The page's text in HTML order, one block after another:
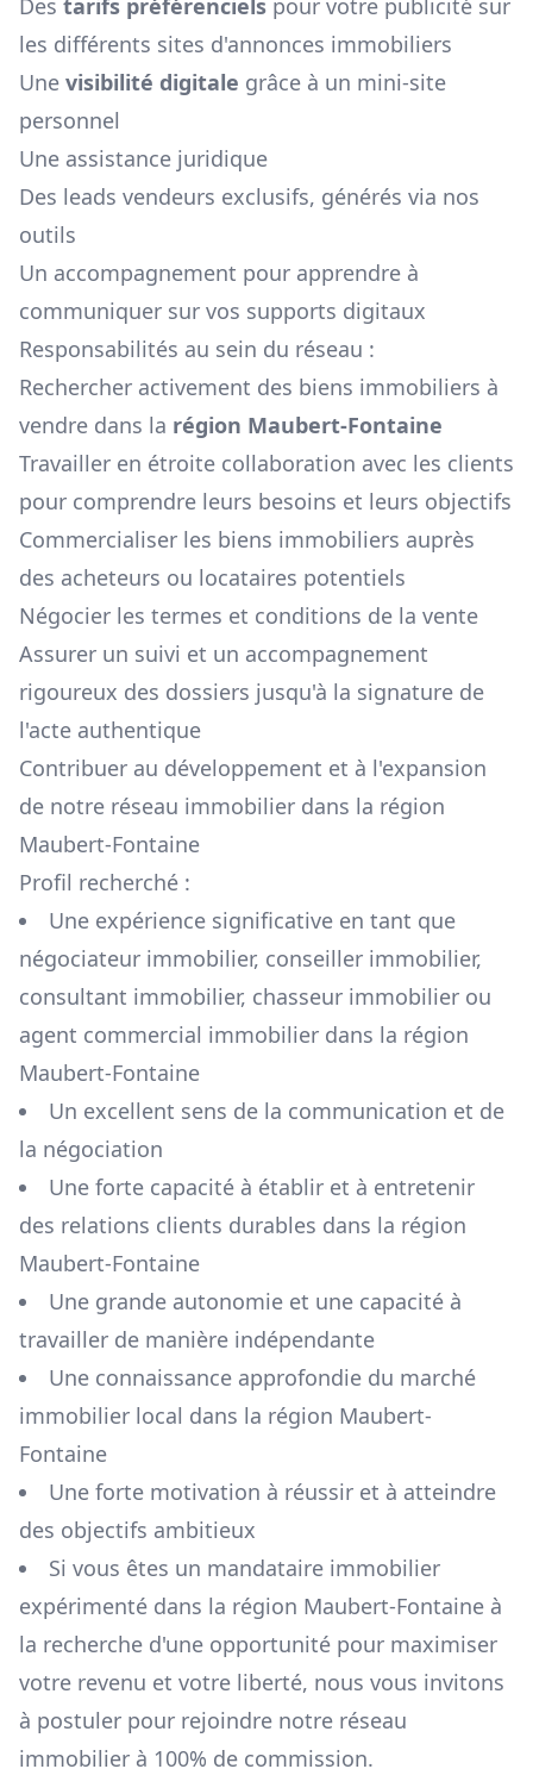
Des tarifs préférenciels pour votre publicité sur
les différents sites d'annonces immobiliers
Une visibilité digitale grâce à un mini-site
personnel
Une assistance juridique
Des leads vendeurs exclusifs, générés via nos
outils
Un accompagnement pour apprendre à
communiquer sur vos supports digitaux
Responsabilités au sein du réseau :
Rechercher activement des biens immobiliers à
vendre dans la région Maubert-Fontaine
Travailler en étroite collaboration avec les clients
pour comprendre leurs besoins et leurs objectifs
Commercialiser les biens immobiliers auprès
des acheteurs ou locataires potentiels
Négocier les termes et conditions de la vente
Assurer un suivi et un accompagnement
rigoureux des dossiers jusqu'à la signature de
l'acte authentique
Contribuer au développement et à l'expansion
de notre réseau immobilier dans la région
Maubert-Fontaine
Profil recherché :
Une expérience significative en tant que
négociateur immobilier, conseiller immobilier,
consultant immobilier, chasseur immobilier ou
agent commercial immobilier dans la région
Maubert-Fontaine
Un excellent sens de la communication et de
la négociation
Une forte capacité à établir et à entretenir
des relations clients durables dans la région
Maubert-Fontaine
Une grande autonomie et une capacité à
travailler de manière indépendante
Une connaissance approfondie du marché
immobilier local dans la région Maubert-
Fontaine
Une forte motivation à réussir et à atteindre
des objectifs ambitieux
Si vous êtes un mandataire immobilier
expérimenté dans la région Maubert-Fontaine à
la recherche d'une opportunité pour maximiser
votre revenu et votre liberté, nous vous invitons
à postuler pour rejoindre notre réseau
immobilier à 100% de commission.